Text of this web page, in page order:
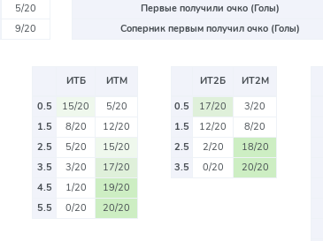
5/20
9/20
Первые получили очко (Голы)
Соперник первым получил очко (Голы)
ИТБ
ИТМ
0.5
15/20
5/20
1.5
8/20
12/20
2.5
5/20
15/20
3.5
3/20
17/20
4.5
1/20
19/20
5.5
0/20 20/20
ИТ2Б
ИТ2М
0.5
17/20
3/20
1.5
12/20
8/20
2.5
2/20
18/20
3.5
0/20 20/20